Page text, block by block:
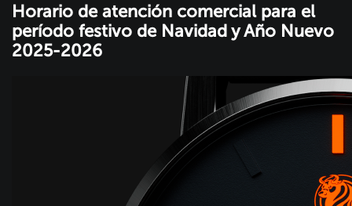
Horario de atención comercial para el
período festivo de Navidad y Año Nuevo
2025-2026